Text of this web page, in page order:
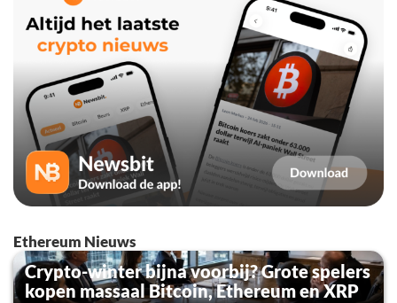
Ethereum Nieuws
Crypto-winter bijna voorbij? Grote spelers
kopen massaal Bitcoin, Ethereum en XRP